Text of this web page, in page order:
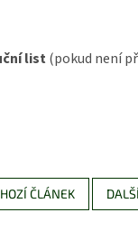
list(pokud není
ČLÁNEK